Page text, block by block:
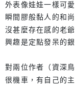
外表像娃娃一樣可
瞬間膠般黏人的和
沒甚麼存在感的老
興趣是定點發呆的
對兩位作者（資深
很機車，有自己的